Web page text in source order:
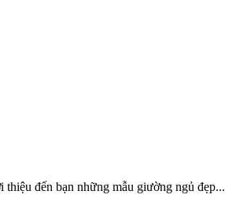
đến bạn những mẫu giường ngủ đẹp...